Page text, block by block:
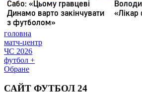
головна
матч-центр
ЧС 2026
футбол +
Обране
САЙТ ФУТБОЛ 24